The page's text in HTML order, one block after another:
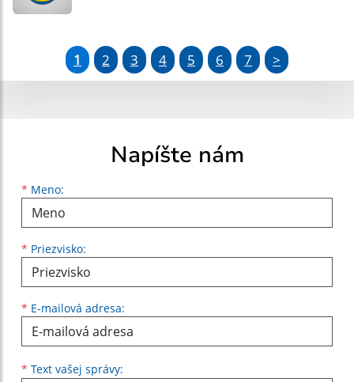
1 2 3 4 5 6 7 >
Napíšte nám
* Meno:
Meno
* Priezvisko:
Priezvisko
* E-mailová adresa:
E-mailová adresa
* Text vašej správy: